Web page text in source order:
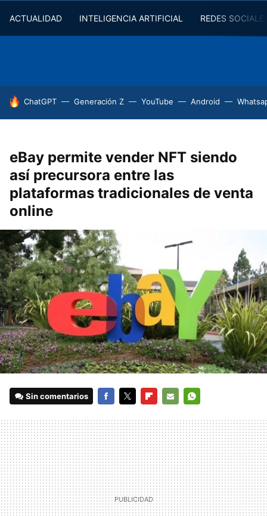
ACTUALIDAD INTELIGENCIA ARTIFICIAL REDES
HOY SE HABLA DE
ChatGPT Generación Z YouTube Android
eBay permite vender NFT siendo
así precursora entre las
plataformas tradicionales de venta
online
Sin comentarios
MAIL